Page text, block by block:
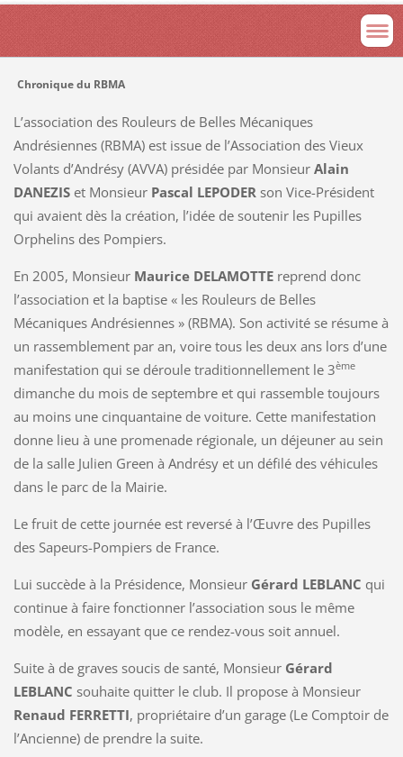
Chronique du RBMA
L’association des Rouleurs de Belles Mécaniques
Andrésiennes (RBMA) est issue de l’Association des Vieux
Volants d’Andrésy (AVVA) présidée par MonsieurAlain
DANEZISet Monsieur Pascal LEPODER son Vice-Président
qui avaient dès la création, l’idée de soutenir les Pupilles
Orphelins des Pompiers.
En 2005, Monsieur Maurice DELAMOTTEreprend donc
l’association et la baptise « les Rouleurs de Belles
Mécaniques Andrésiennes » (RBMA). Son activité se résume à
un rassemblement par an, voire tous les deux ans lors d’une
manifestation qui se déroule traditionnellement le 3ème
dimanche du mois de septembre et qui rassemble toujours
au moins une cinquantaine de voiture. Cette manifestation
donne lieu à une promenade régionale, un déjeuner au sein
de la salle Julien Green à Andrésy et un défilé des véhicules
dans le parc de la Mairie.
Le fruit de cette journée est reversé à l’Œuvre des Pupilles
des Sapeurs-Pompiers de France.
Lui succède à la Présidence, Monsieur Gérard LEBLANC qui
continue à faire fonctionner l’association sous le même
modèle, en essayant que ce rendez-vous soit annuel.
Suite à de graves soucis de santé, Monsieur Gérard
LEBLANC souhaite quitter le club. Il propose à Monsieur
Renaud FERRETTI, propriétaire d’un garage (Le Comptoir de
l’Ancienne) de prendre la suite.